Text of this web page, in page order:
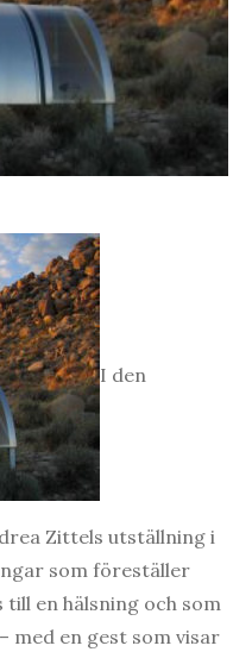
I den
Zittels utställning i
som föreställer
en hälsning och som
med en gest som visar